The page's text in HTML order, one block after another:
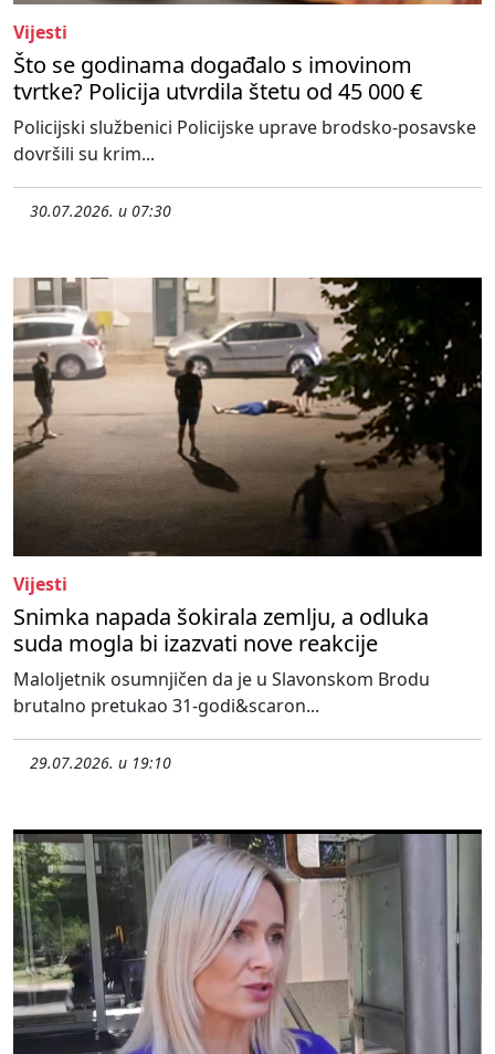
Vijesti
Što se godinama događalo s imovinom
tvrtke? Policija utvrdila štetu od 45 000 €
Policijski službenici Policijske uprave brodsko-posavske
dovršili su krim...
30.07.2026. u 07:30
Vijesti
Snimka napada šokirala zemlju, a odluka
suda mogla bi izazvati nove reakcije
Maloljetnik osumnjičen da je u Slavonskom Brodu
brutalno pretukao 31-godi&scaron...
29.07.2026. u 19:10